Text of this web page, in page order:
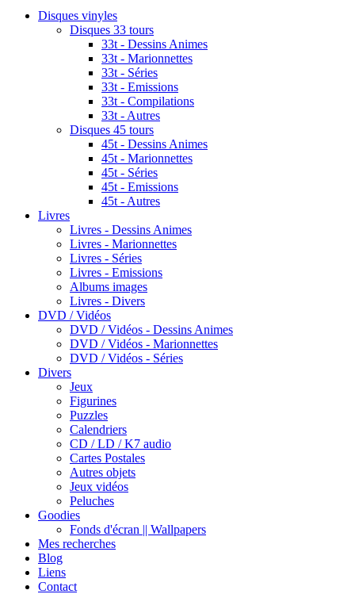
Disques vinyles
Disques 33 tours
33t - Dessins Animes
33t - Marionnettes
33t - Séries
33t - Emissions
33t - Compilations
33t - Autres
Disques 45 tours
45t - Dessins Animes
45t - Marionnettes
45t - Séries
45t - Emissions
45t - Autres
Livres
Livres - Dessins Animes
Livres - Marionnettes
Livres - Séries
Livres - Emissions
Albums images
Livres - Divers
DVD / Vidéos
DVD / Vidéos - Dessins Animes
DVD / Vidéos - Marionnettes
DVD / Vidéos - Séries
Divers
Jeux
Figurines
Puzzles
Calendriers
CD / LD / K7 audio
Cartes Postales
Autres objets
Jeux vidéos
Peluches
Goodies
Fonds d'écran || Wallpapers
Mes recherches
Blog
Liens
Contact